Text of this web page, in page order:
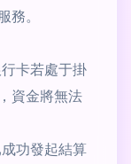
務。
卡若處于掛
資金將無法
功發起結算